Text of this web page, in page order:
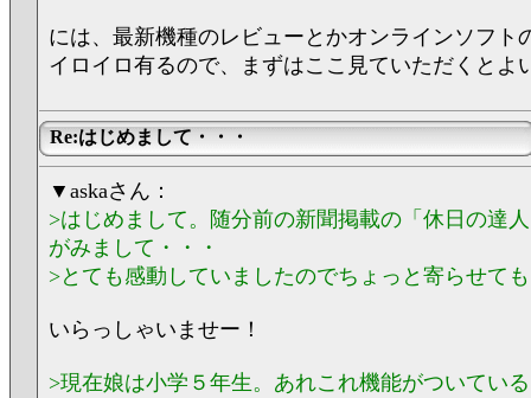
には、最新機種のレビューとかオンラインソフト
イロイロ有るので、まずはここ見ていただくとよ
Re:はじめまして・・・
▼askaさん：
>はじめまして。随分前の新聞掲載の「休日の達
がみまして・・・
>とても感動していましたのでちょっと寄らせて
いらっしゃいませー！
>現在娘は小学５年生。あれこれ機能がついてい